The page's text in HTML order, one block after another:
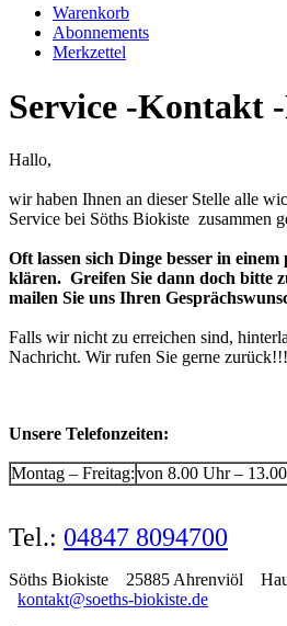
Warenkorb
Abonnements
Merkzettel
Service -Kontakt
Hallo,
wir haben Ihnen an dieser Stelle alle
Service bei Söths Biokiste zusammen
Oft lassen sich Dinge besser in
klären. Greifen Sie dann doch bitte
mailen Sie uns Ihren
Falls wir nicht zu erreichen sind,
Nachricht. Wir rufen Sie gerne zurück!!!
Unsere Telefonzeiten:
Montag – Freitag:von 8.00 Uhr –
Tel.: 04847 8094700
Söths Biokiste 25885 Ahrenviöl
kontakt@soeths-biokiste.de